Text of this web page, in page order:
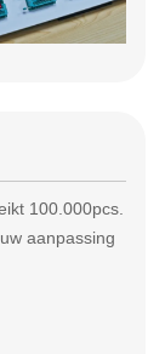
100.000pcs.
aanpassing